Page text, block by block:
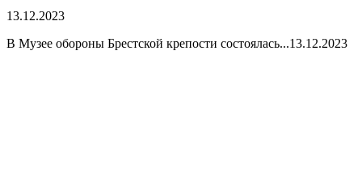
13.12.2023
В Музее обороны Брестской крепости состоялась...13.12.2023